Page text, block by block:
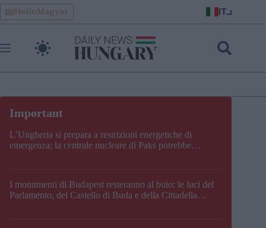
Skip
to
content
HelloMagyar IT
L’Ungheria si prepara a restrizioni energetiche di
emergenza; la centrale nucleare di Paks potrebbe
I monumenti di Budapest resteranno al buio: le luci del
Parlamento, del Castello di Buda e della Cittadella